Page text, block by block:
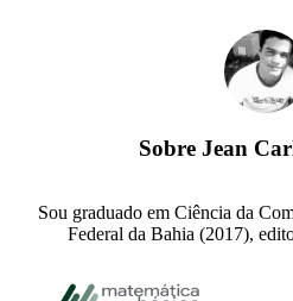
Sobre Jean
Sou graduado em Ciência da
Federal da Bahia (2017),
Footer